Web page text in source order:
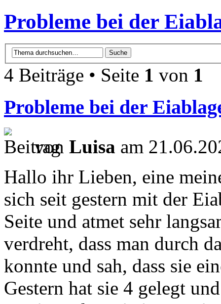
Probleme bei der
4 Beiträge • Seite 1 von 1
Probleme bei der
von Luisa am
Hallo ihr Lieben, eine
sich seit gestern mit der
Seite und atmet sehr
verdreht, dass man durch
konnte und sah, dass sie
Gestern hat sie 4 gelegt